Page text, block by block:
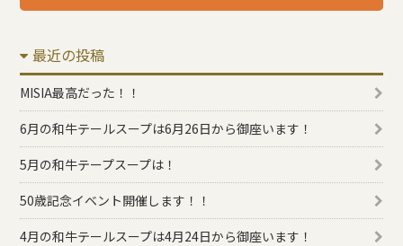
最近の投稿
MISIA最高だった！！
6月の和牛テールスープは6月26日から御座います！
5月の和牛テープスープは！
50歳記念イベント開催します！！
4月の和牛テールスープは4月24日から御座います！